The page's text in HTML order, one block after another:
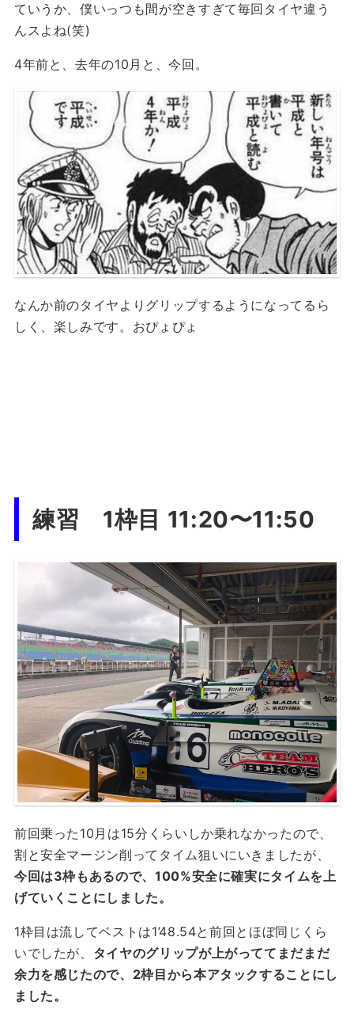
ていうか、僕いっつも間が空きすぎて毎回タイヤ違う
んスよね(笑)
4年前と、去年の10月と、今回。
なんか前のタイヤよりグリップするようになってるら
しく、楽しみです。おぴょぴょ
練習 1枠目 11:20〜11:50
前回乗った10月は15分くらいしか乗れなかったので、
割と安全マージン削ってタイム狙いにいきましたが、
今回は3枠もあるので、100%安全に確実にタイムを上
げていくことにしました。
1枠目は流してベストは1’48.54と前回とほぼ同じくら
いでしたが、 タイヤのグリップが上がっててまだまだ
余力を感じたので、2枠目から本アタックすることにし
ました。